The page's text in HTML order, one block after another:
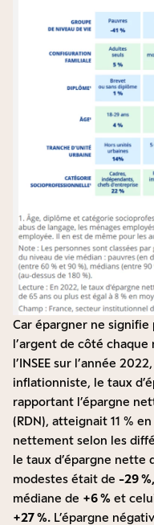
Car épargner ne signifie
l’argent de côté chaque
l’INSEE sur l’année
inflationniste, le taux
rapportant l’épargne
(RDN), atteignait 11 %
nettement selon les
le taux d’épargne nette
modestes était de -29 %,
médiane de +6 % et
+27 %. L’épargne